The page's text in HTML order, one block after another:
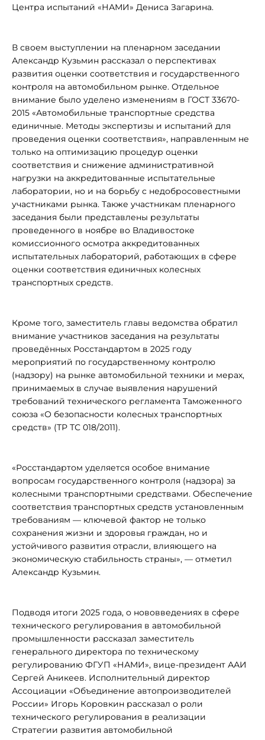
Центра испытаний «НАМИ» Дениса Загарина.
В своем выступлении на пленарном заседании
Александр Кузьмин рассказал о перспективах
развития оценки соответствия и государственного
контроля на автомобильном рынке. Отдельное
внимание было уделено изменениям в ГОСТ 33670-
2015 «Автомобильные транспортные средства
единичные. Методы экспертизы и испытаний для
проведения оценки соответствия», направленным не
только на оптимизацию процедур оценки
соответствия и снижение административной
нагрузки на аккредитованные испытательные
лаборатории, но и на борьбу с недобросовестными
участниками рынка. Также участникам пленарного
заседания были представлены результаты
проведенного в ноябре во Владивостоке
комиссионного осмотра аккредитованных
испытательных лабораторий, работающих в сфере
оценки соответствия единичных колесных
транспортных средств.
Кроме того, заместитель главы ведомства обратил
внимание участников заседания на результаты
проведённых Росстандартом в 2025 году
мероприятий по государственному контролю
(надзору) на рынке автомобильной техники и мерах,
принимаемых в случае выявления нарушений
требований технического регламента Таможенного
союза «О безопасности колесных транспортных
средств» (ТР ТС 018/2011).
«Росстандартом уделяется особое внимание
вопросам государственного контроля (надзора) за
колесными транспортными средствами. Обеспечение
соответствия транспортных средств установленным
требованиям — ключевой фактор не только
сохранения жизни и здоровья граждан, но и
устойчивого развития отрасли, влияющего на
экономическую стабильность страны», — отметил
Александр Кузьмин.
Подводя итоги 2025 года, о нововведениях в сфере
технического регулирования в автомобильной
промышленности рассказал заместитель
генерального директора по техническому
регулированию ФГУП «НАМИ», вице-президент ААИ
Сергей Аникеев. Исполнительный директор
Ассоциации «Объединение автопроизводителей
России» Игорь Коровкин рассказал о роли
технического регулирования в реализации
Стратегии развития автомобильной